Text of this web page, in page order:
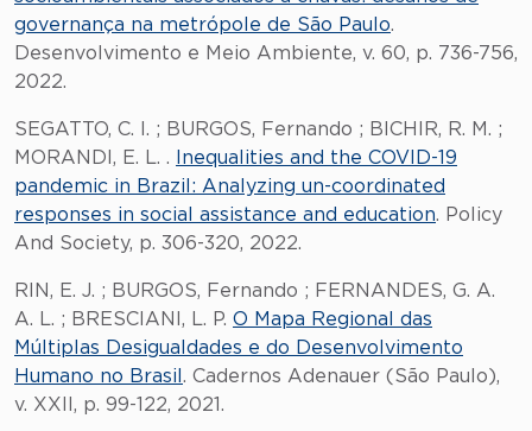
governança na metrópole de São Paulo.
Desenvolvimento e Meio Ambiente, v. 60, p. 736-756,
2022.
SEGATTO, C. I. ; BURGOS, Fernando ; BICHIR, R. M. ;
MORANDI, E. L. .
Inequalities and the COVID-19
pandemic in Brazil: Analyzing un-coordinated
responses in social assistance and education. Policy
And Society, p. 306-320, 2022.
RIN, E. J. ; BURGOS, Fernando ; FERNANDES, G. A.
A. L. ; BRESCIANI, L. P. O Mapa Regional das
Múltiplas Desigualdades e do Desenvolvimento
Humano no Brasil . Cadernos Adenauer (São Paulo),
v. XXII, p. 99-122, 2021.